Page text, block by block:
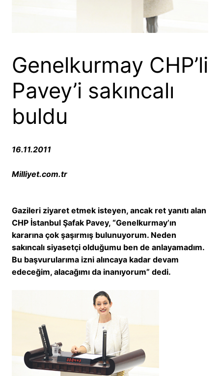
Genelkurmay CHP’li
Pavey’i sakıncalı
buldu
16.11.2011
Milliyet.com.tr
Gazileri ziyaret etmek isteyen, ancak ret yanıtı alan
CHP İstanbul Şafak Pavey, “Genelkurmay’ın
kararına çok şaşırmış bulunuyorum. Neden
sakıncalı siyasetçi olduğumu ben de anlayamadım.
Bu başvurularıma izni alıncaya kadar devam
edeceğim, alacağımı da inanıyorum” dedi.